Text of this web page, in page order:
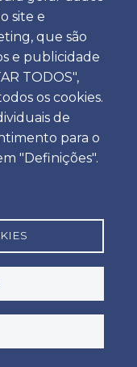
site e
que são
e publicidade
TODOS",
os cookies.
de
para o
"Definições".